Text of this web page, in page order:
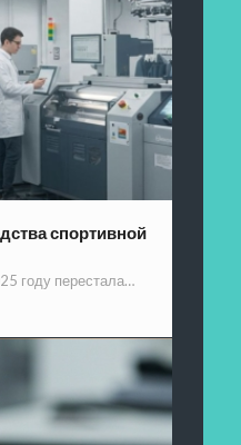
спортивной
году перестала…